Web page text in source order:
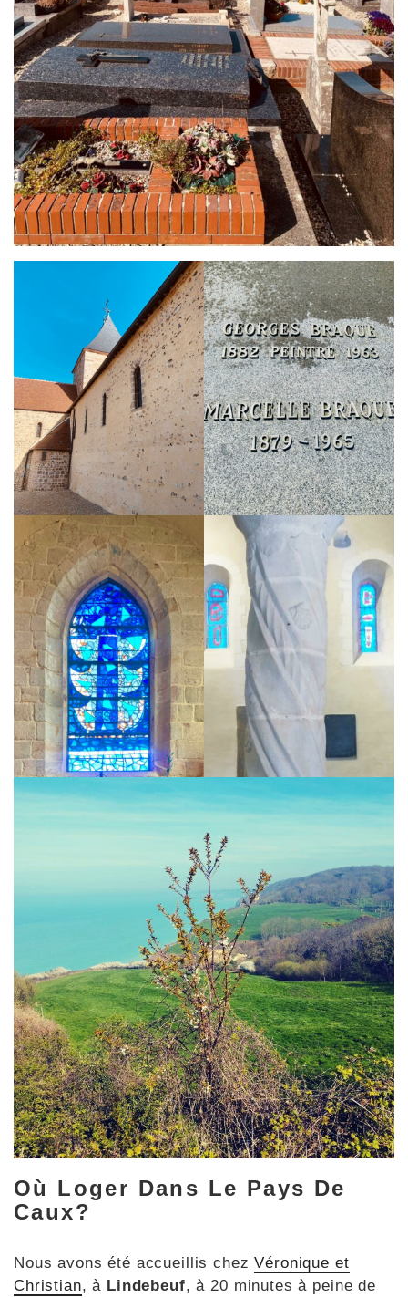
Où Loger Dans Le Pays De
Caux?
Nous avons été accueillis chezVéronique et
Christian, à Lindebeuf, à 20 minutes à peine de